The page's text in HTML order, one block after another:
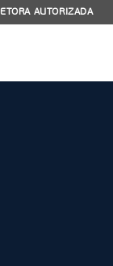
AUTORIZADA